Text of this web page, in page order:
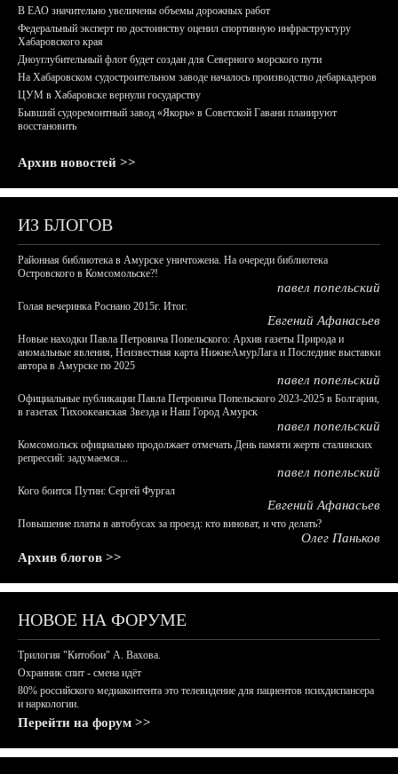
В ЕАО значительно увеличены объемы дорожных работ
Федеральный эксперт по достоинству оценил спортивную инфраструктуру
Хабаровского края
Дноуглубительный флот будет создан для Северного морского пути
На Хабаровском судостроительном заводе началось производство дебаркадеров
ЦУМ в Хабаровске вернули государству
Бывший судоремонтный завод «Якорь» в Советской Гавани планируют
восстановить
Архив новостей >>
ИЗ БЛОГОВ
Районная библиотека в Амурске уничтожена. На очереди библиотека
Островского в Комсомольске?!
павел попельский
Голая вечеринка Роснано 2015г. Итог.
Евгений Афанасьев
Новые находки Павла Петровича Попельского: Архив газеты Природа и
аномальные явления, Неизвестная карта НижнеАмурЛага и Последние выставки
автора в Амурске по 2025
павел попельский
Официальные публикации Павла Петровича Попельского 2023-2025 в Болгарии,
в газетах Тихоокеанская Звезда и Наш Город Амурск
павел попельский
Комсомольск официально продолжает отмечать День памяти жертв сталинских
репрессий: задумаемся...
павел попельский
Кого боится Путин: Сергей Фургал
Евгений Афанасьев
Повышение платы в автобусах за проезд: кто виноват, и что делать?
Олег Паньков
Архив блогов >>
НОВОЕ НА ФОРУМЕ
Трилогия "Китобои" А. Вахова.
Охранник спит - смена идёт
80% российского медиаконтента это телевидение для пациентов психдиспансера
и наркологии.
Перейти на форум >>